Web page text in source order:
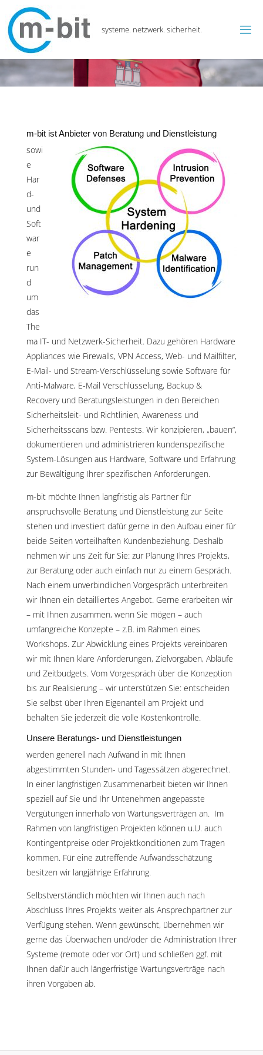
systeme. netzwerk. sicherheit.
m-bit ist Anbieter von Beratung und Dienstleistung
sowi
e
Har
d-
und
Soft
war
e
run
d
um
das
The
ma IT- und Netzwerk-Sicherheit. Dazu gehören Hardware
Appliances wie Firewalls, VPN Access, Web- und Mailfilter,
E-Mail- und Stream-Verschlüsselung sowie Software für
Anti-Malware, E-Mail Verschlüsselung, Backup &
Recovery und Beratungsleistungen in den Bereichen
Sicherheitsleit- und Richtlinien, Awareness und
Sicherheitsscans bzw. Pentests. Wir konzipieren, „bauen“,
dokumentieren und administrieren kundenspezifische
System-Lösungen aus Hardware, Software und Erfahrung
zur Bewältigung Ihrer spezifischen Anforderungen.
m-bit möchte Ihnen langfristig als Partner für
anspruchsvolle Beratung und Dienstleistung zur Seite
stehen und investiert dafür gerne in den Aufbau einer für
beide Seiten vorteilhaften Kundenbeziehung. Deshalb
nehmen wir uns Zeit für Sie: zur Planung Ihres Projekts,
zur Beratung oder auch einfach nur zu einem Gespräch.
Nach einem unverbindlichen Vorgespräch unterbreiten
wir Ihnen ein detailliertes Angebot. Gerne erarbeiten wir
– mit Ihnen zusammen, wenn Sie mögen – auch
umfangreiche Konzepte – z.B. im Rahmen eines
Workshops. Zur Abwicklung eines Projekts vereinbaren
wir mit Ihnen klare Anforderungen, Zielvorgaben, Abläufe
und Zeitbudgets. Vom Vorgespräch über die Konzeption
bis zur Realisierung – wir unterstützen Sie: entscheiden
Sie selbst über Ihren Eigenanteil am Projekt und
behalten Sie jederzeit die volle Kostenkontrolle.
Unsere Beratungs- und Dienstleistungen
werden generell nach Aufwand in mit Ihnen
abgestimmten Stunden- und Tagessätzen abgerechnet.
In einer langfristigen Zusammenarbeit bieten wir Ihnen
speziell auf Sie und Ihr Untenehmen angepasste
Vergütungen innerhalb von Wartungsverträgen an. Im
Rahmen von langfristigen Projekten können u.U. auch
Kontingentpreise oder Projektkonditionen zum Tragen
kommen. Für eine zutreffende Aufwandsschätzung
besitzen wir langjährige Erfahrung.
Selbstverständlich möchten wir Ihnen auch nach
Abschluss Ihres Projekts weiter als Ansprechpartner zur
Verfügung stehen. Wenn gewünscht, übernehmen wir
gerne das Überwachen und/oder die Administration Ihrer
Systeme (remote oder vor Ort) und schließen ggf. mit
Ihnen dafür auch längerfristige Wartungsverträge nach
ihren Vorgaben ab.